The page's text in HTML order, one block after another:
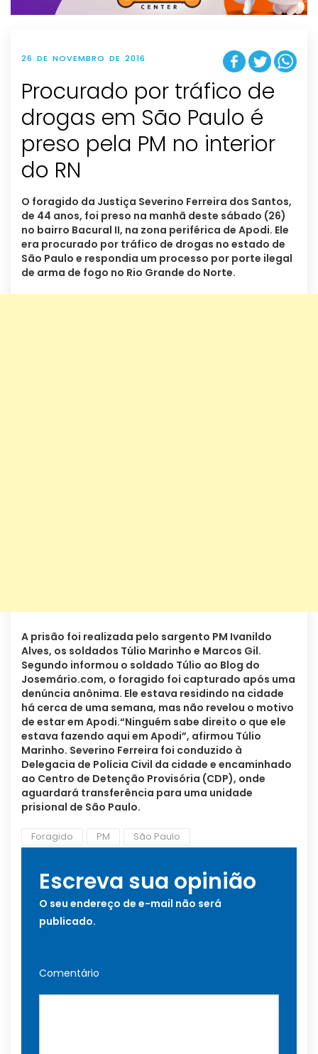
n
26 DE NOVEMBRO DE 2016
Procurado por tráfico de
drogas em São Paulo é
preso pela PM no interior
do RN
O foragido da Justiça Severino Ferreira dos Santos,
de 44 anos, foi preso na manhã deste sábado (26)
no bairro Bacural II, na zona periférica de Apodi. Ele
era procurado por tráfico de drogas no estado de
São Paulo e respondia um processo por porte ilegal
de arma de fogo no Rio Grande do Norte.
A prisão foi realizada pelo sargento PM Ivanildo
Alves, os soldados Túlio Marinho e Marcos Gil.
Segundo informou o soldado Túlio ao Blog do
Josemário.com, o foragido foi capturado após uma
denúncia anônima. Ele estava residindo na cidade
há cerca de uma semana, mas não revelou o motivo
de estar em Apodi.“Ninguém sabe direito o que ele
estava fazendo aqui em Apodi”, afirmou Túlio
Marinho. Severino Ferreira foi conduzido à
Delegacia de Polícia Civil da cidade e encaminhado
ao Centro de Detenção Provisória (CDP), onde
aguardará transferência para uma unidade
prisional de São Paulo.
Foragido PM São Paulo
Escreva sua opinião
O seu endereço de e-mail não será
publicado.
Comentário